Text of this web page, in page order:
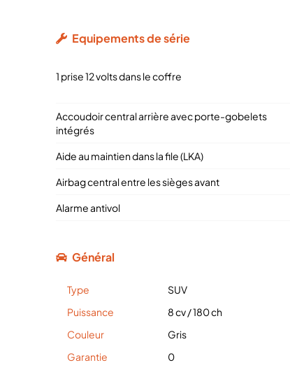
Equipements de série
1 prise 12 volts dans le coffre
Accoudoir central arrière avec porte-gobelets
intégrés
Aide au maintien dans la file (LKA)
Airbag central entre les sièges avant
Alarme antivol
Général
Type
SUV
Puissance
8 cv/180 ch
Couleur
Gris
Garantie
0